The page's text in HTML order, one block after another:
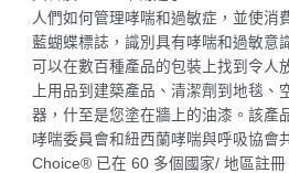
人們如何管理哮喘和過敏症，並使消
藍蝴蝶標誌，識別具有哮喘和過敏意
可以在數百種產品的包裝上找到令人
上用品到建築產品、清潔劑到地毯、
器，什至是您塗在牆上的油漆。該產
哮喘委員會和紐西蘭哮喘與呼吸協會
Choice® 已在 60 多個國家/ 地區註冊